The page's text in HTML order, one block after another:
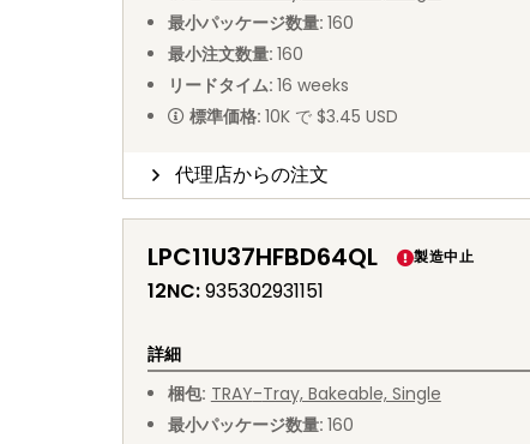
最小パッケージ数量: 160
最小注文数量: 160
リードタイム: 16 weeks
標準価格: 10K で $3.45 USD
代理店からの注文
LPC11U37HFBD64QL 製造中止
12NC:935302931151
詳細
梱包: TRAY-Tray, Bakeable, Single
最小パッケージ数量: 160